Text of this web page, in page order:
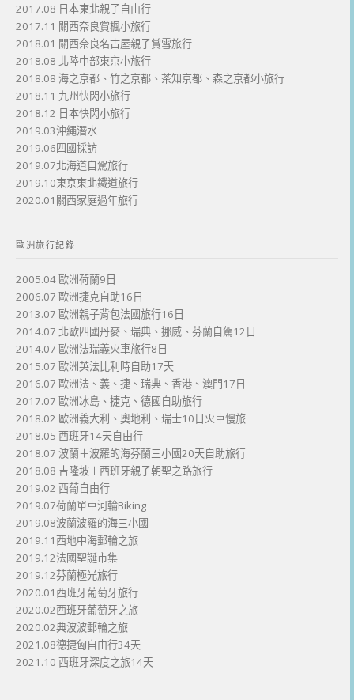
2017.08 日本東北親子自由行
2017.11 關西奈良賞楓小旅行
2018.01 關西奈良名古屋親子賞雪旅行
2018.08 北陸中部東京小旅行
2018.08 海之京都、竹之京都、茶知京都、森之京都小旅行
2018.11 九州快閃小旅行
2018.12 日本快閃小旅行
2019.03沖繩潛水
2019.06四國採訪
2019.07北海道自駕旅行
2019.10東京東北鐵道旅行
2020.01關西家庭過年旅行
歐洲旅行記錄
2005.04 歐洲荷蘭9日
2006.07 歐洲捷克自助16日
2013.07 歐洲親子背包法國旅行16日
2014.07 北歐四國丹麥、瑞典、挪威、芬蘭自駕12日
2014.07 歐洲法瑞義火車旅行8日
2015.07 歐洲英法比利時自助17天
2016.07 歐洲法、義、捷、瑞典、香港、澳門17日
2017.07 歐洲冰島、捷克、德國自助旅行
2018.02 歐洲義大利、奧地利、瑞士10日火車慢旅
2018.05 西班牙14天自由行
2018.07 波蘭＋波羅的海芬蘭三小國20天自助旅行
2018.08 吉隆坡＋西班牙親子朝聖之路旅行
2019.02 西葡自由行
2019.07荷蘭單車河輪Biking
2019.08波蘭波羅的海三小國
2019.11西地中海郵輪之旅
2019.12法國聖誕市集
2019.12芬蘭極光旅行
2020.01西班牙葡萄牙旅行
2020.02西班牙葡萄牙之旅
2020.02典波波郵輪之旅
2021.08德捷匈自由行34天
2021.10 西班牙深度之旅14天